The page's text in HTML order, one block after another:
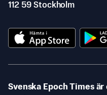
112 59 Stockholm
Svenska Epoch Times